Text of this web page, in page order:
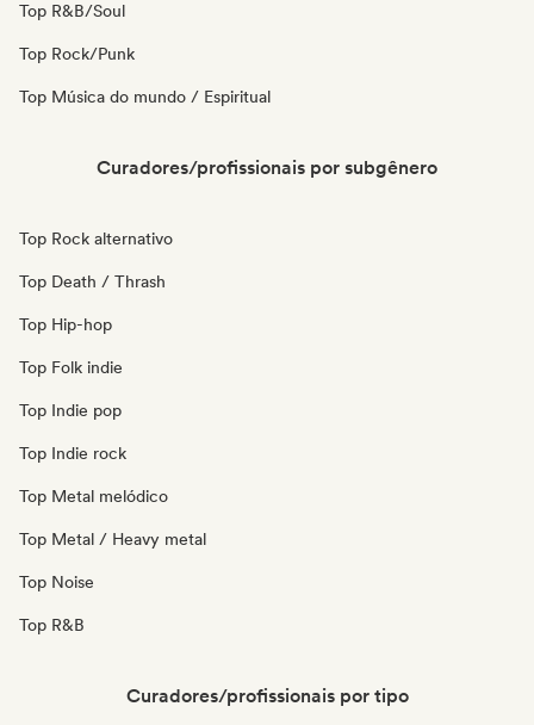
Top R&B/Soul
Top Rock/Punk
Top Música do mundo / Espiritual
Curadores/profissionais por subgênero
Top Rock alternativo
Top Death / Thrash
Top Hip-hop
Top Folk indie
Top Indie pop
Top Indie rock
Top Metal melódico
Top Metal / Heavy metal
Top Noise
Top R&B
Curadores/profissionais por tipo